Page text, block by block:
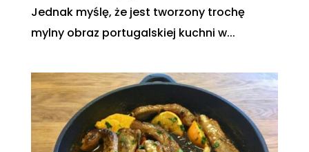
Jednak myślę, że jest tworzony trochę
mylny obraz portugalskiej kuchni w...